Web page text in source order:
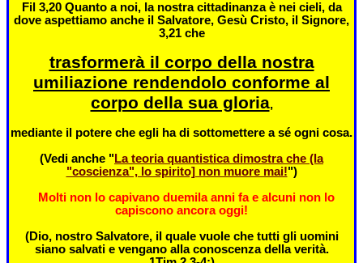
Fil 3,20 Quanto a noi, la nostra cittadinanza è nei cieli, da
dove aspettiamo anche il Salvatore, Gesù Cristo, il Signore,
3,21 che
trasformerà il corpo della nostra
umiliazione rendendolo conforme al
corpo della sua gloria,
mediante il potere che egli ha di sottomettere a sé ogni cosa.
(Vedi anche "La teoria quantistica dimostra che (la
"coscienza", lo spirito] non muore mai!")
Molti non lo capivano duemila anni fa e alcuni non lo
capiscono ancora oggi!
(Dio, nostro Salvatore, il quale vuole che tutti gli uomini
siano salvati e vengano alla conoscenza della verità.